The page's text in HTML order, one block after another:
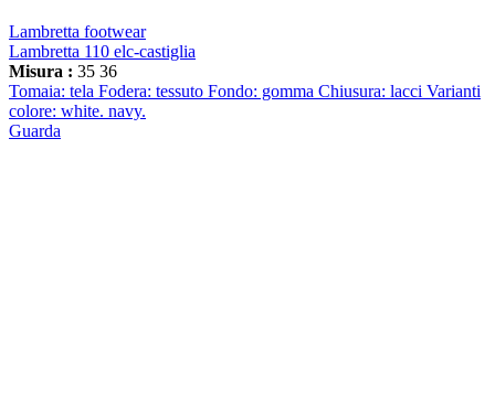
Lambretta footwear
Lambretta 110 elc-castiglia
Misura : 35 36
Tomaia: tela Fodera: tessuto Fondo: gomma Chiusura: lacci Varianti
colore: white. navy.
Guarda